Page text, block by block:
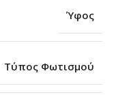
Ύφος
Τύπος Φωτισμού